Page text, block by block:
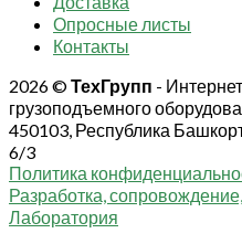
Опросные листы
Контакты
2026 ©ТехГрупп -
грузоподъемного
450103, Республика
6/3
Политика
Разработка,
Лаборатория